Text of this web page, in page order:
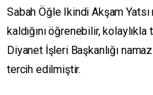
Sabah Öğle Ikindi Akşam
kaldığını öğrenebilir,
Diyanet İşleri Başkanlığı
tercih edilmiştir.